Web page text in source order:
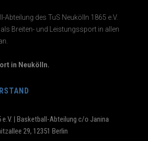
Abteilung des TuS Neukölln 1865 e.V.
Breiten- und Leistungssport in allen
in Neukölln.
e.V. | Basketball-Abteilung c/o Janina
29, 12351 Berlin